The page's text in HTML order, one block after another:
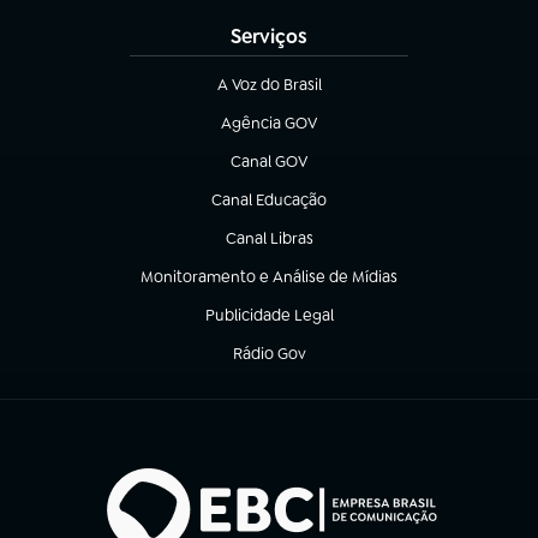
Serviços
A Voz do Brasil
(abre em nova aba)
Agência GOV
(abre em nova aba)
Canal GOV
(abre em nova aba)
Canal Educação
(abre em nova aba)
Canal Libras
(abre em nova aba)
Monitoramento e Análise de Mídias
(abre em nova aba)
Publicidade Legal
(abre em nova aba)
Rádio Gov
(abre em nova aba)